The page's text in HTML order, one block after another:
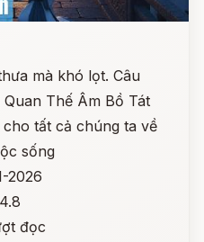
mà khó lọt. Câu
Thế Âm Bồ Tát
tất cả chúng ta về
sống
2026
đọc